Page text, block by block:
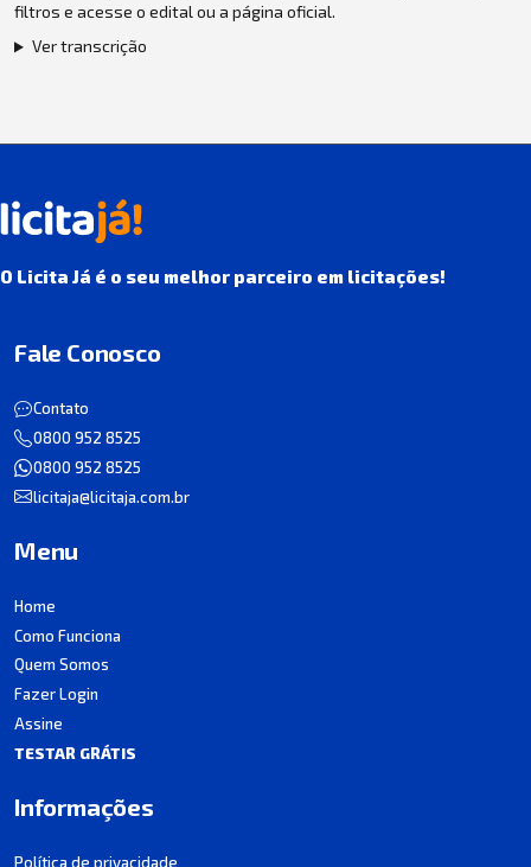
filtros e acesse o edital ou a página oficial.
Ver transcrição
O Licita Já é o seu melhor parceiro em licitações!
Fale Conosco
Contato
0800 952 8525
0800 952 8525
licitaja@licitaja.com.br
Menu
Home
Como Funciona
Quem Somos
Fazer Login
Assine
TESTAR GRÁTIS
Informações
Política de privacidade